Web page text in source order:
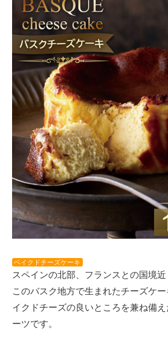
ベイクドチーズケーキ
スペインの北部、フランスとの国境近
このバスク地方で生まれたチーズケ
イクドチーズの良いところを兼ね備
ーツです。